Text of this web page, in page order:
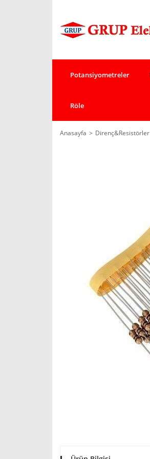
Potansiyometreler
Röle
Anasayfa Direnç&Resistörler